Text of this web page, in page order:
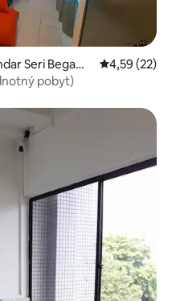
Seri Begawa
Průměrné
4,59 (22)
pobyt)